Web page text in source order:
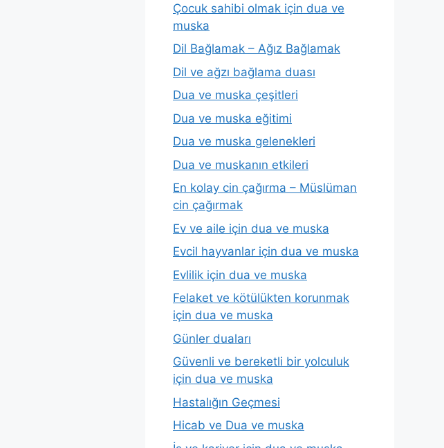
Çocuk sahibi olmak için dua ve
muska
Dil Bağlamak – Ağız Bağlamak
Dil ve ağzı bağlama duası
Dua ve muska çeşitleri
Dua ve muska eğitimi
Dua ve muska gelenekleri
Dua ve muskanın etkileri
En kolay cin çağırma – Müslüman
cin çağırmak
Ev ve aile için dua ve muska
Evcil hayvanlar için dua ve muska
Evlilik için dua ve muska
Felaket ve kötülükten korunmak
için dua ve muska
Günler duaları
Güvenli ve bereketli bir yolculuk
için dua ve muska
Hastalığın Geçmesi
Hicab ve Dua ve muska